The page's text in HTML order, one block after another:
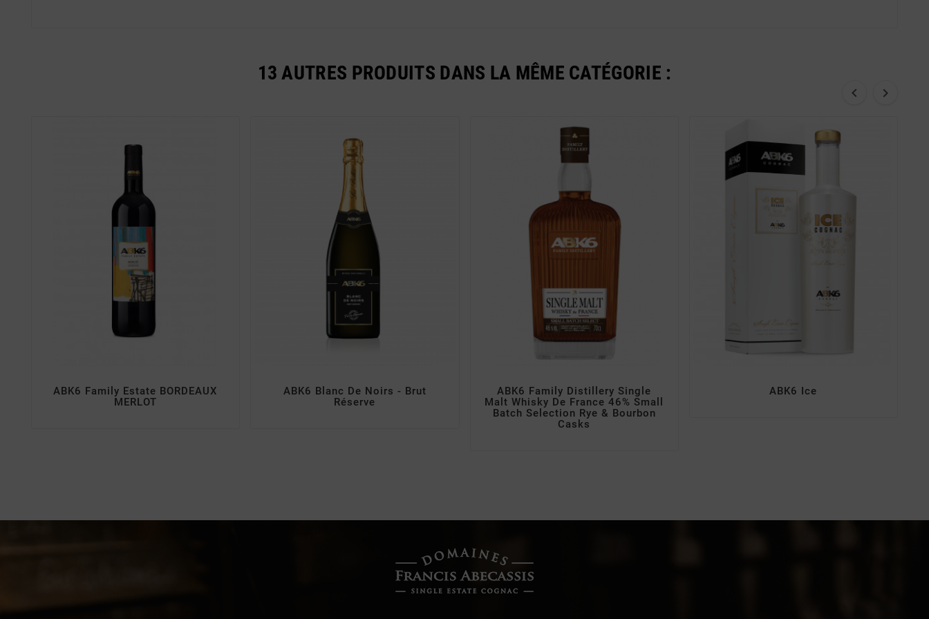
13 AUTRES PRODUITS DANS LA MÊME CATÉGORIE :
 
ABK6 Family Estate BORDEAUX
MERLOT
ABK6 Blanc De Noirs - Brut
Réserve
ABK6 Family Distillery Single
Malt Whisky De France 46% Small
Batch Selection Rye & Bourbon
Casks
ABK6 Ice